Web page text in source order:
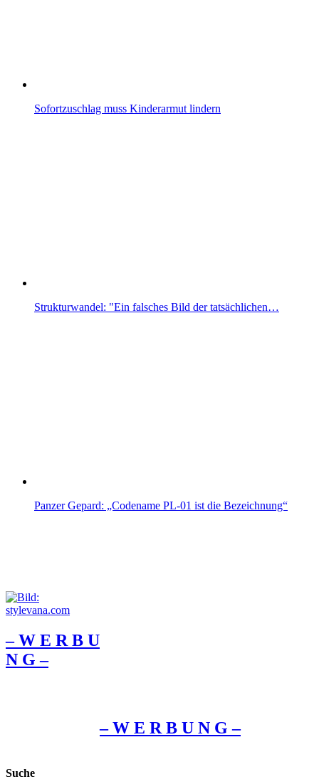
Sofortzuschlag muss Kinderarmut lindern
Strukturwandel: "Ein falsches Bild der tatsächlichen…
Panzer Gepard: „Codename PL-01 ist die Bezeichnung“
– W Ε R Β U
Ν G –
– W Ε R Β U Ν G –
Suche